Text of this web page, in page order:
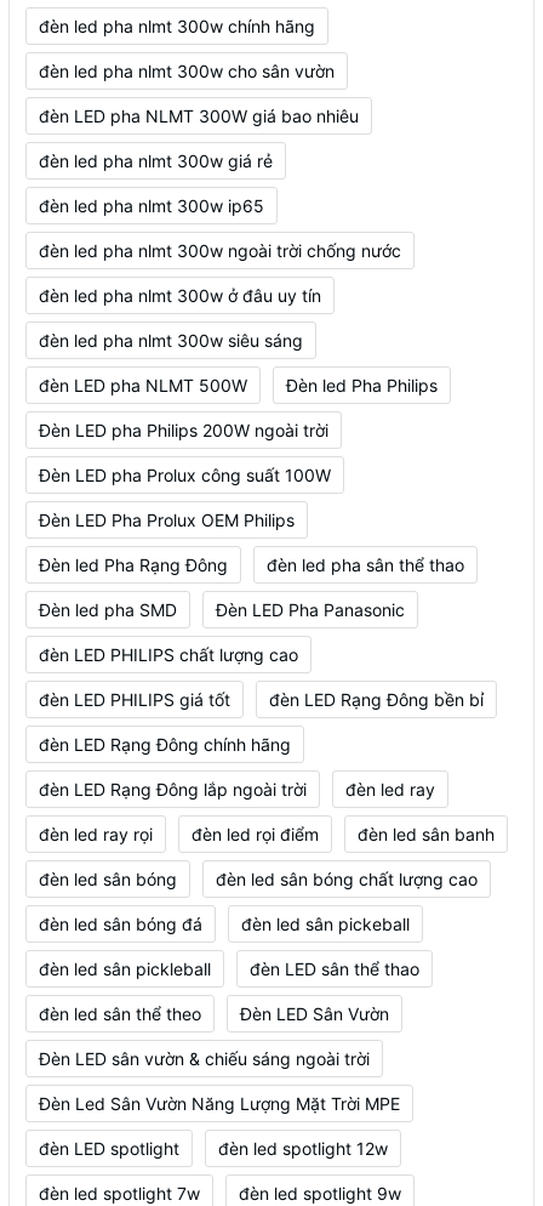
đèn led pha nlmt 300w chính hãng
đèn led pha nlmt 300w cho sân vườn
đèn LED pha NLMT 300W giá bao nhiêu
đèn led pha nlmt 300w giá rẻ
đèn led pha nlmt 300w ip65
đèn led pha nlmt 300w ngoài trời chống nước
đèn led pha nlmt 300w ở đâu uy tín
đèn led pha nlmt 300w siêu sáng
đèn LED pha NLMT 500W Đèn led Pha Philips
Đèn LED pha Philips 200W ngoài trời
Đèn LED pha Prolux công suất 100W
Đèn LED Pha Prolux OEM Philips
Đèn led Pha Rạng Đông đèn led pha sân thể thao
Đèn led pha SMD Đèn LED Pha Panasonic
đèn LED PHILIPS chất lượng cao
đèn LED PHILIPS giá tốt đèn LED Rạng Đông bền bỉ
đèn LED Rạng Đông chính hãng
đèn LED Rạng Đông lắp ngoài trời đèn led ray
đèn led ray rọi đèn led rọi điểm đèn led sân banh
đèn led sân bóng đèn led sân bóng chất lượng cao
đèn led sân bóng đá đèn led sân pickeball
đèn led sân pickleball đèn LED sân thể thao
đèn led sân thể theo Đèn LED Sân Vườn
Đèn LED sân vườn & chiếu sáng ngoài trời
Đèn Led Sân Vườn Năng Lượng Mặt Trời MPE
đèn LED spotlight đèn led spotlight 12w
đèn led spotlight 7w đèn led spotlight 9w